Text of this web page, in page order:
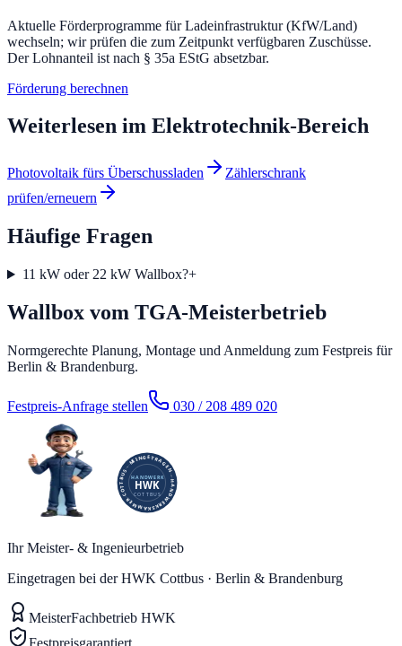
Aktuelle Förderprogramme für Ladeinfrastruktur (KfW/Land)
wechseln; wir prüfen die zum Zeitpunkt verfügbaren Zuschüsse.
Der Lohnanteil ist nach § 35a EStG absetzbar.
Förderung berechnen
Weiterlesen im Elektrotechnik-Bereich
Photovoltaik fürs Überschussladen
Zählerschrank
prüfen/erneuern
Häufige Fragen
11 kW oder 22 kW Wallbox?+
Wallbox vom TGA-Meisterbetrieb
Normgerechte Planung, Montage und Anmeldung zum Festpreis für
Berlin & Brandenburg.
Festpreis-Anfrage stellen 030 / 208 489 020
Ihr Meister- & Ingenieurbetrieb
Eingetragen bei der HWK Cottbus · Berlin & Brandenburg
MeisterFachbetrieb HWK
Festpreisgarantiert